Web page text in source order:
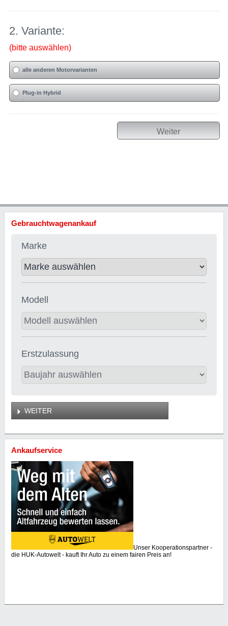
2. Variante:
(bitte auswählen)
alle anderen Motorvarianten
Plug-in Hybrid
Weiter
Gebrauchtwagenankauf
Marke
Modell
Erstzulassung
WEITER
Ankaufservice
Unser Kooperationspartner -
die HUK-Autowelt - kauft Ihr Auto zu einem fairen Preis an!